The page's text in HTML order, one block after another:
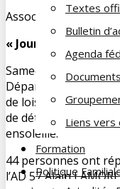
Textes
Bulletin
Agenda
Liens vers
Formation
Politique
Association
« Journée de plein
Samedi 24 août la
Départementale de
de loisirs au Fond
de détente dans un
ensoleillé.
44 personnes ont
l’AD 57 Alain